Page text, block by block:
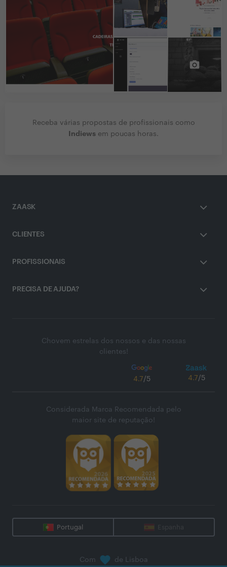
Receba várias propostas de profissionais como
Indiews em poucas horas.
ZAASK
CLIENTES
PROFISSIONAIS
PRECISA DE AJUDA?
Chovem estrelas dos nossos e das nossas
clientes!
4.7/5 4.7/5
Considerada Marca Recomendada pelo
maior site de reputação!
Portugal Espanha
Com de Lisboa